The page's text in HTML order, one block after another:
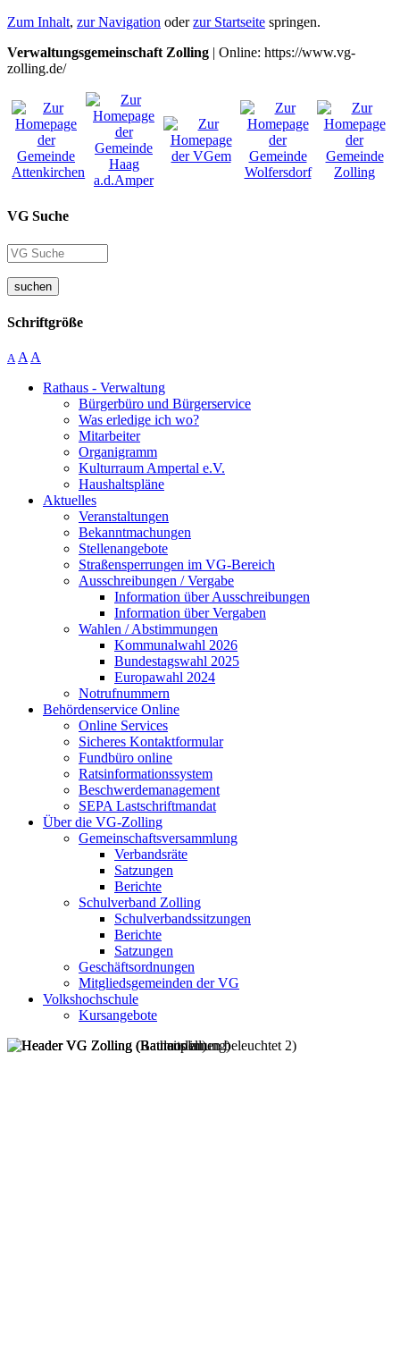
Zum Inhalt, zur Navigation oderzur Startseite springen.
Verwaltungsgemeinschaft Zolling | Online: https://www.vg-
zolling.de/
VG Suche
suchen
Schriftgröße
A A A
Rathaus - Verwaltung
Bürgerbüro und Bürgerservice
Was erledige ich wo?
Mitarbeiter
Organigramm
Kulturraum Ampertal e.V.
Haushaltspläne
Aktuelles
Veranstaltungen
Bekanntmachungen
Stellenangebote
Straßensperrungen im VG-Bereich
Ausschreibungen / Vergabe
Information über Ausschreibungen
Information über Vergaben
Wahlen / Abstimmungen
Kommunalwahl 2026
Bundestagswahl 2025
Europawahl 2024
Notrufnummern
Behördenservice Online
Online Services
Sicheres Kontaktformular
Fundbüro online
Ratsinformationssystem
Beschwerdemanagement
SEPA Lastschriftmandat
Über die VG-Zolling
Gemeinschaftsversammlung
Verbandsräte
Satzungen
Berichte
Schulverband Zolling
Schulverbandssitzungen
Berichte
Satzungen
Geschäftsordnungen
Mitgliedsgemeinden der VG
Volkshochschule
Kursangebote